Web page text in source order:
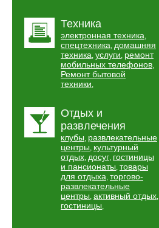
Техника
электронная техника,
спецтехника, домашняя
техника, услуги, ремонт
мобильных телефонов,
Ремонт бытовой
техники,
Отдых и
развлечения
клубы, развлекательные
центры, культурный
отдых, досуг, гостиницы
и пансионаты, товары
для отдыха, торгово-
развлекательные
центры, активный отдых,
гостиницы,